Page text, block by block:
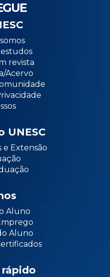
revista
Acervo
UNESC
e Extensão
Aluno
Aluno
rápido